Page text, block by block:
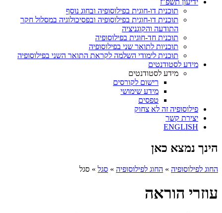
ידיעון תשפ"ז
תוכנית דו-חוגית בפילוסופיה ובחוג נוסף
תוכנית דו-חוגית בפילוסופיה ובפסיכולוגיה במסלול חקר
התודעה והקוגניציה
תוכנית חד-חוגית בפילוסופיה
תוכניות לתואר שני בפילוסופיה
תוכנית לימודי השלמה לקראת התואר השני בפילוסופיה
מידע לסטודנטים
מידע לסטודנטים
רישום לקורסים
מידע שימושי
טפסים
פילוסופיה זה לא צחוק
יצירת קשר
ENGLISH
הינך נמצא כאן
החוג לפילוסופיה » החוג לפילוסופיה » סגל » סגל
עוזרי הוראה